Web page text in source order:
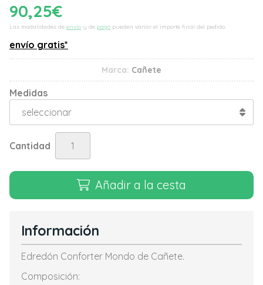
90,25€
Las modalidades de envío y de pago pueden variar el importe final del pedido.
envío gratis*
Marca: Cañete
Medidas
Cantidad
Añadir a la cesta
Información
Edredón Conforter Mondo de Cañete.
Composición: